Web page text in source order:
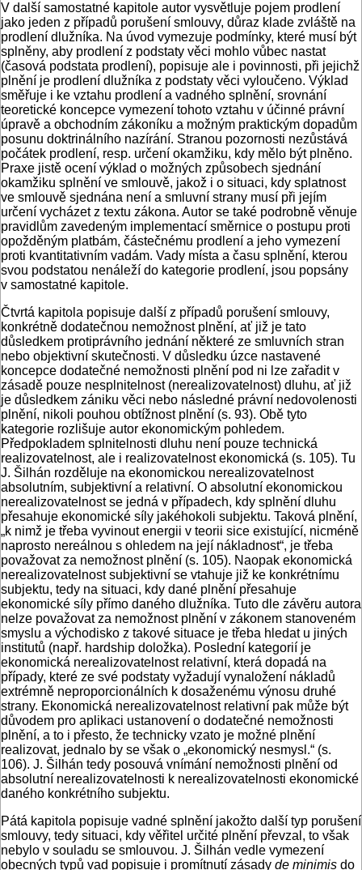
V další samostatné kapitole autor vysvětluje pojem prodlení
jako jeden z případů porušení smlouvy, důraz klade zvláště na
prodlení dlužníka. Na úvod vymezuje podmínky, které musí být
splněny, aby prodlení z podstaty věci mohlo vůbec nastat
(časová podstata prodlení), popisuje ale i povinnosti, při jejichž
plnění je prodlení dlužníka z podstaty věci vyloučeno. Výklad
směřuje i ke vztahu prodlení a vadného splnění, srovnání
teoretické koncepce vymezení tohoto vztahu v účinné právní
úpravě a obchodním zákoníku a možným praktickým dopadům
posunu doktrinálního nazírání. Stranou pozornosti nezůstává
počátek prodlení, resp. určení okamžiku, kdy mělo být plněno.
Praxe jistě ocení výklad o možných způsobech sjednání
okamžiku splnění ve smlouvě, jakož i o situaci, kdy splatnost
ve smlouvě sjednána není a smluvní strany musí při jejím
určení vycházet z textu zákona. Autor se také podrobně věnuje
pravidlům zavedeným implementací směrnice o postupu proti
opožděným platbám, částečnému prodlení a jeho vymezení
proti kvantitativním vadám. Vady místa a času splnění, kterou
svou podstatou nenáleží do kategorie prodlení, jsou popsány
v samostatné kapitole.
Čtvrtá kapitola popisuje další z případů porušení smlouvy,
konkrétně dodatečnou nemožnost plnění, ať již je tato
důsledkem protiprávního jednání některé ze smluvních stran
nebo objektivní skutečnosti. V důsledku úzce nastavené
koncepce dodatečné nemožnosti plnění pod ni lze zařadit v
zásadě pouze nesplnitelnost (nerealizovatelnost) dluhu, ať již
je důsledkem zániku věci nebo následné právní nedovolenosti
plnění, nikoli pouhou obtížnost plnění (s. 93). Obě tyto
kategorie rozlišuje autor ekonomickým pohledem.
Předpokladem splnitelnosti dluhu není pouze technická
realizovatelnost, ale i realizovatelnost ekonomická (s. 105). Tu
J. Šilhán rozděluje na ekonomickou nerealizovatelnost
absolutním, subjektivní a relativní. O absolutní ekonomickou
nerealizovatelnost se jedná v případech, kdy splnění dluhu
přesahuje ekonomické síly jakéhokoli subjektu. Taková plnění,
„k nimž je třeba vyvinout energii v teorii sice existující, nicméně
naprosto nereálnou s ohledem na její nákladnost“, je třeba
považovat za nemožnost plnění (s. 105). Naopak ekonomická
nerealizovatelnost subjektivní se vtahuje již ke konkrétnímu
subjektu, tedy na situaci, kdy dané plnění přesahuje
ekonomické síly přímo daného dlužníka. Tuto dle závěru autora
nelze považovat za nemožnost plnění v zákonem stanoveném
smyslu a východisko z takové situace je třeba hledat u jiných
institutů (např. hardship doložka). Poslední kategorií je
ekonomická nerealizovatelnost relativní, která dopadá na
případy, které ze své podstaty vyžadují vynaložení nákladů
extrémně neproporcionálních k dosaženému výnosu druhé
strany. Ekonomická nerealizovatelnost relativní pak může být
důvodem pro aplikaci ustanovení o dodatečné nemožnosti
plnění, a to i přesto, že technicky vzato je možné plnění
realizovat, jednalo by se však o „ekonomický nesmysl.“ (s.
106). J. Šilhán tedy posouvá vnímání nemožnosti plnění od
absolutní nerealizovatelnosti k nerealizovatelnosti ekonomické
daného konkrétního subjektu.
Pátá kapitola popisuje vadné splnění jakožto další typ porušení
smlouvy, tedy situaci, kdy věřitel určité plnění převzal, to však
nebylo v souladu se smlouvou. J. Šilhán vedle vymezení
obecných typů vad popisuje i promítnutí zásady de minimis do